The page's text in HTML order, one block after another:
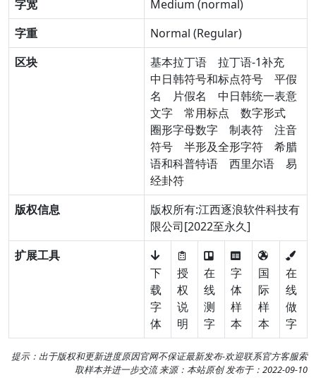
字宽
Medium (normal)
字重
Normal (Regular)
区块
基本拉丁语
拉丁语-1补充
中日韩符号和标点符号
平假
名
片假名
中日韩统一表意
文字
常用标点
数字形式
圈形字母数字
制表符
注音
符号
半形及全形字符
希腊
语和科普特语
西里尔语
易
经卦符
版权信息
版权所有:江西逐浪软件科技有
限公司[2022至永久]
扩展工具
下
载
字
体
授
权
说
明
在
线
测
字
字
体
样
本
国
际
样
本
在
线
做
字
提示：出于版权和更新进度原因官网不保证最新发布-欢迎联系官方客服索
取样本并进一步交流 来源：本站原创 发布于：2022-09-10